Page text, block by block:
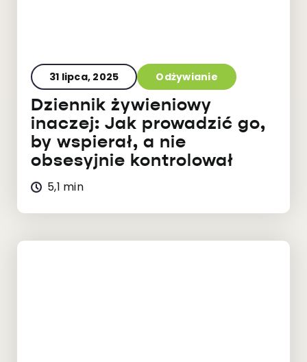
31 lipca, 2025 Odżywianie
Dziennik żywieniowy
inaczej: Jak prowadzić go,
by wspierał, a nie
obsesyjnie kontrolował
5,1 min